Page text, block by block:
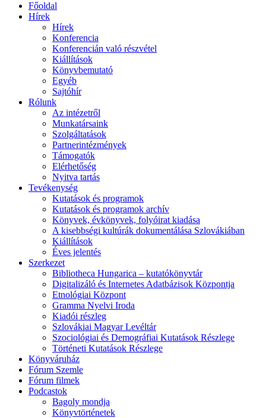
Főoldal
Hírek
Hírek
Konferencia
Konferencián való részvétel
Kiállítások
Könyvbemutató
Egyéb
Sajtóhír
Rólunk
Az intézetről
Munkatársaink
Szolgáltatások
Partnerintézmények
Támogatók
Elérhetőség
Nyitva tartás
Tevékenység
Kutatások és programok
Kutatások és programok archív
Könyvek, évkönyvek, folyóirat kiadása
A kisebbségi kultúrák dokumentálása Szlovákiában
Kiállítások
Éves jelentés
Szerkezet
Bibliotheca Hungarica – kutatókönyvtár
Digitalizáló és Internetes Adatbázisok Központja
Etnológiai Központ
Gramma Nyelvi Iroda
Kiadói részleg
Szlovákiai Magyar Levéltár
Szociológiai és Demográfiai Kutatások Részlege
Történeti Kutatások Részlege
Könyváruház
Fórum Szemle
Fórum filmek
Podcastok
Bagoly mondja
Könyvtörténetek